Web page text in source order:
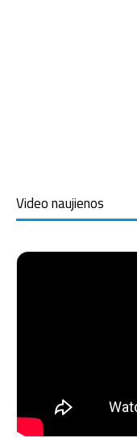
Video naujienos